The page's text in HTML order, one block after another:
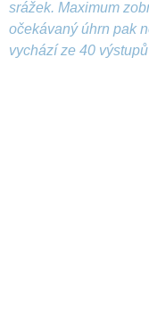
srážek. Maximum
očekávaný úhrn pak
vychází ze 40